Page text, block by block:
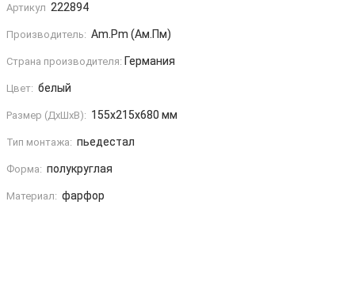
Артикул 222894
Производитель: Am.Pm (Ам.Пм)
Страна производителя: Германия
Цвет: белый
Размер (ДxШxВ): 155x215x680 мм
Тип монтажа: пьедестал
Форма: полукруглая
Материал: фарфор